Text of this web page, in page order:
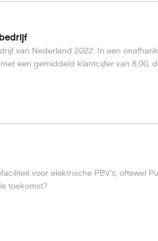
van Nederland 2022. In een
een gemiddeld klantcijfer van 8,00,
voor elektrische PBV’s, oftewel
toekomst?